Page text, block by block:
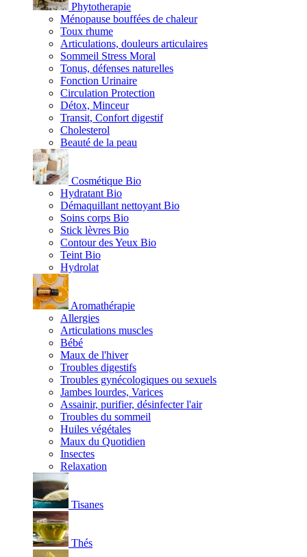
Phytotherapie
Ménopause bouffées de chaleur
Toux rhume
Articulations, douleurs articulaires
Sommeil Stress Moral
Tonus, défenses naturelles
Fonction Urinaire
Circulation Protection
Détox, Minceur
Transit, Confort digestif
Cholesterol
Beauté de la peau
Cosmétique Bio
Hydratant Bio
Démaquillant nettoyant Bio
Soins corps Bio
Stick lèvres Bio
Contour des Yeux Bio
Teint Bio
Hydrolat
Aromathérapie
Allergies
Articulations muscles
Bébé
Maux de l'hiver
Troubles digestifs
Troubles gynécologiques ou sexuels
Jambes lourdes, Varices
Assainir, purifier, désinfecter l'air
Troubles du sommeil
Huiles végétales
Maux du Quotidien
Insectes
Relaxation
Tisanes
Thés